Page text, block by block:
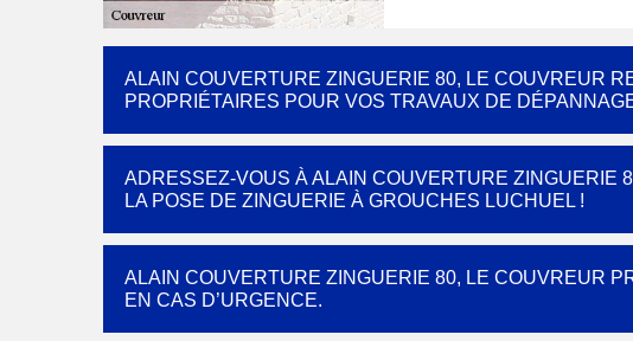
ALAIN COUVERTURE ZINGUERIE 80, LE COUVREUR
PROPRIÉTAIRES POUR VOS TRAVAUX DE
ADRESSEZ-VOUS À ALAIN COUVERTURE ZINGUERIE
LA POSE DE ZINGUERIE À GROUCHES LUCHUEL !
ALAIN COUVERTURE ZINGUERIE 80, LE COUVREUR
EN CAS D’URGENCE.